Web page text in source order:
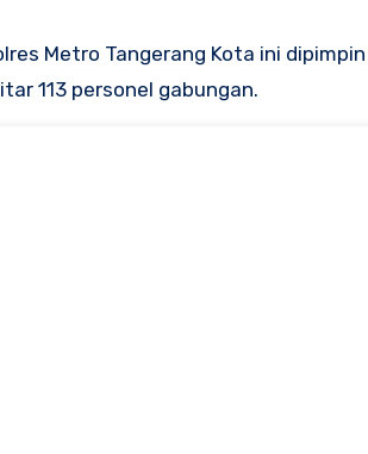
Metro Tangerang Kota ini dipimpin
113 personel gabungan.